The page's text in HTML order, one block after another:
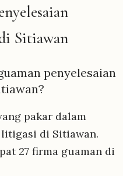
Sitiawan
penyelesaian
pakar dalam
di Sitiawan.
27 firma guaman di